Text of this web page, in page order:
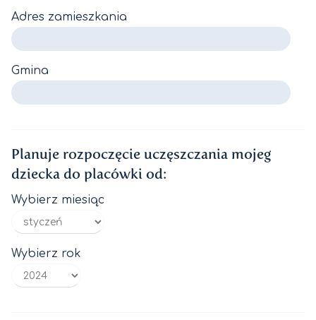
Adres zamieszkania
Gmina
Planuje rozpoczęcie uczęszczania mojeg
dziecka do placówki od:
Wybierz miesiąc
Wybierz rok